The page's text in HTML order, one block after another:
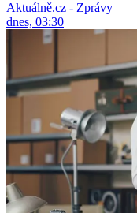
Aktuálně.cz - Zprávy
dnes, 03:30